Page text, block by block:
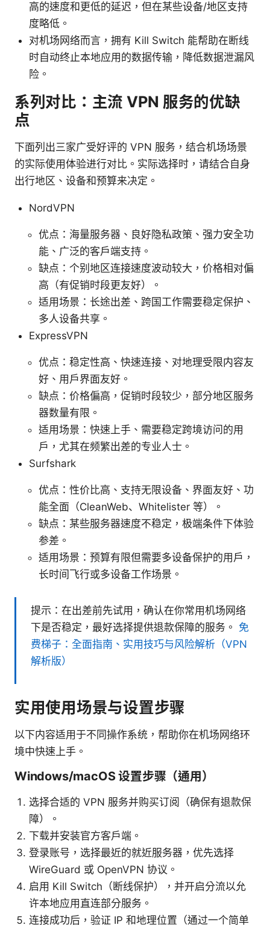
高的速度和更低的延迟，但在某些设备/地区支持
度略低。
对机场网络而言，拥有 Kill Switch 能帮助在断线
时自动终止本地应用的数据传输，降低数据泄漏风
险。
系列对比：主流 VPN 服务的优缺
点
下面列出三家广受好评的 VPN 服务，结合机场场景
的实际使用体验进行对比。实际选择时，请结合自身
出行地区、设备和预算来决定。
NordVPN
优点：海量服务器、良好隐私政策、强力安全功
能、广泛的客户端支持。
缺点：个别地区连接速度波动较大，价格相对偏
高（有促销时段更友好）。
适用场景：长途出差、跨国工作需要稳定保护、
多人设备共享。
ExpressVPN
优点：稳定性高、快速连接、对地理受限内容友
好、用户界面友好。
缺点：价格偏高，促销时段较少，部分地区服务
器数量有限。
适用场景：快速上手、需要稳定跨境访问的用
户，尤其在频繁出差的专业人士。
Surfshark
优点：性价比高、支持无限设备、界面友好、功
能全面（CleanWeb、Whitelister 等）。
缺点：某些服务器速度不稳定，极端条件下体验
参差。
适用场景：预算有限但需要多设备保护的用户，
长时间飞行或多设备工作场景。
提示：在出差前先试用，确认在你常用机场网络
下是否稳定，最好选择提供退款保障的服务。 免
费梯子：全面指南、实用技巧与风险解析（VPN
解析版）
实用使用场景与设置步骤
以下内容适用于不同操作系统，帮助你在机场网络环
境中快速上手。
Windows/macOS 设置步骤（通用）
选择合适的 VPN 服务并购买订阅（确保有退款保
障）。
下载并安装官方客户端。
登录账号，选择最近的就近服务器，优先选择
WireGuard 或 OpenVPN 协议。
启用 Kill Switch（断线保护），并开启分流以允
许本地应用直连部分服务。
连接成功后，验证 IP 和地理位置（通过一个简单